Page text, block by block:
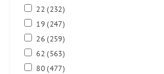
22(232)
19(247)
26(259)
62(563)
80(477)